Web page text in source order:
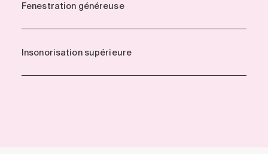
Fenestration généreuse
Insonorisation supérieure